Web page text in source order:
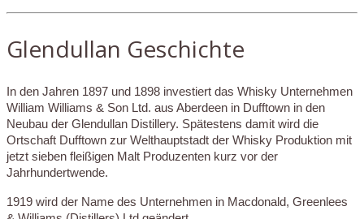
Glendullan Geschichte
In den Jahren 1897 und 1898 investiert das Whisky Unternehmen
William Williams & Son Ltd. aus Aberdeen in Dufftown in den
Neubau der Glendullan Distillery. Spätestens damit wird die
Ortschaft Dufftown zur Welthauptstadt der Whisky Produktion mit
jetzt sieben fleißigen Malt Produzenten kurz vor der
Jahrhundertwende.
1919 wird der Name des Unternehmen in Macdonald, Greenlees